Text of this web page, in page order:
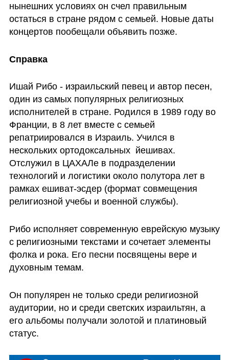
нынешних условиях он счел правильным
остаться в стране рядом с семьей. Новые даты
концертов пообещали объявить позже.
Справка
Ишай Рибо - израильский певец и автор песен,
один из самых популярных религиозных
исполнителей в стране. Родился в 1989 году во
Франции, в 8 лет вместе с семьей
репатриировался в Израиль. Учился в
нескольких ортодоксальных  йешивах.
Отслужил в ЦАХАЛе в подразделении
технологий и логистики около полутора лет в
рамках ешиват-эсдер (формат совмещения
религиозной учебы и военной службы).
Рибо исполняет современную еврейскую музыку
с религиозными текстами и сочетает элементы
фолка и рока. Его песни посвящены вере и
духовным темам.
Он популярен не только среди религиозной
аудитории, но и среди светских израильтян, а
его альбомы получали золотой и платиновый
статус.